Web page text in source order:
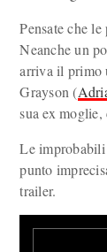
Pensate che
Neanche un
arriva il primo
Grayson (
sua ex
Le improbabili
punto
trailer.